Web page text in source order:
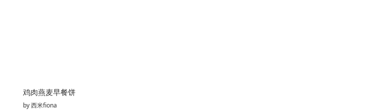
鸡肉燕麦早餐饼
by西米fiona